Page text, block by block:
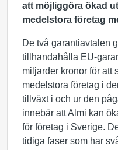
att möjliggöra ökad
medelstora företag
De två garantiavtalen
tillhandahålla EU-
miljarder kronor för att
medelstora företag i
tillväxt i och ur den
innebär att Almi kan
för företag i Sverige.
tidiga faser som har